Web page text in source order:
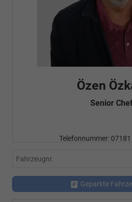
Özen
Senior
Telefonnummer:
Fahrzeugnr.
Geparkte